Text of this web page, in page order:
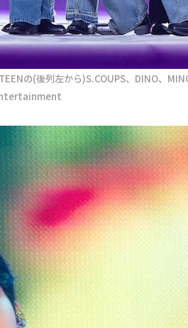
の(後列左から)S.COUPS、DINO、